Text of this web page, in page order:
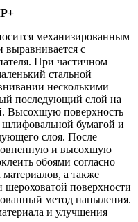
механизированным
с
При частичном
стальной
несколькими
последующий слой на
Высохшую поверхность
шлифовальной бумагой и
слоя. После
и высохшую
обоями согласно
а также
шероховатой поверхности
метод напыления.
и улучшения